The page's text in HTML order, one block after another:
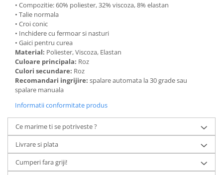
• Compozitie: 60% poliester, 32% viscoza, 8% elastan
• Talie normala
• Croi conic
• Inchidere cu fermoar si nasturi
• Gaici pentru curea
Material: Poliester, Viscoza, Elastan
Culoare principala: Roz
Culori secundare: Roz
Recomandari ingrijire: spalare automata la 30 grade sau
spalare manuala
Informatii conformitate produs
Ce marime ti se potriveste ?
Livrare si plata
Cumperi fara griji!